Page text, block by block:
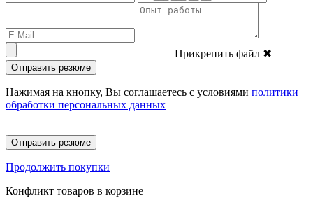
Прикрепить файл ✖
Отправить резюме
Нажимая на кнопку, Вы соглашаетесь с условиями политики
обработки персональных данных
Отправить резюме
Продолжить покупки
Конфликт товаров в корзине